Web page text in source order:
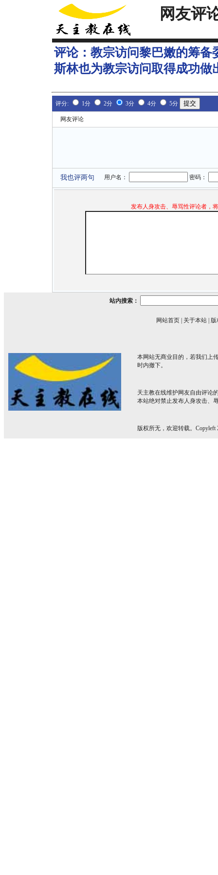
网友评
评论： 教宗访问黎巴嫩的筹备
斯林也为教宗访问取得成功做
评分: 1分 2分 3分 4分 5分
网友评论
我也评两句 用户名： 密码：
发布人身攻击、辱骂性评论者，
站内搜索：
网站首页 关于本站 版
本网站无商业目的，若我们上
时内撤下。
天主教在线维护网友自由评论
本站绝对禁止发布人身攻击、
版权所无，欢迎转载。